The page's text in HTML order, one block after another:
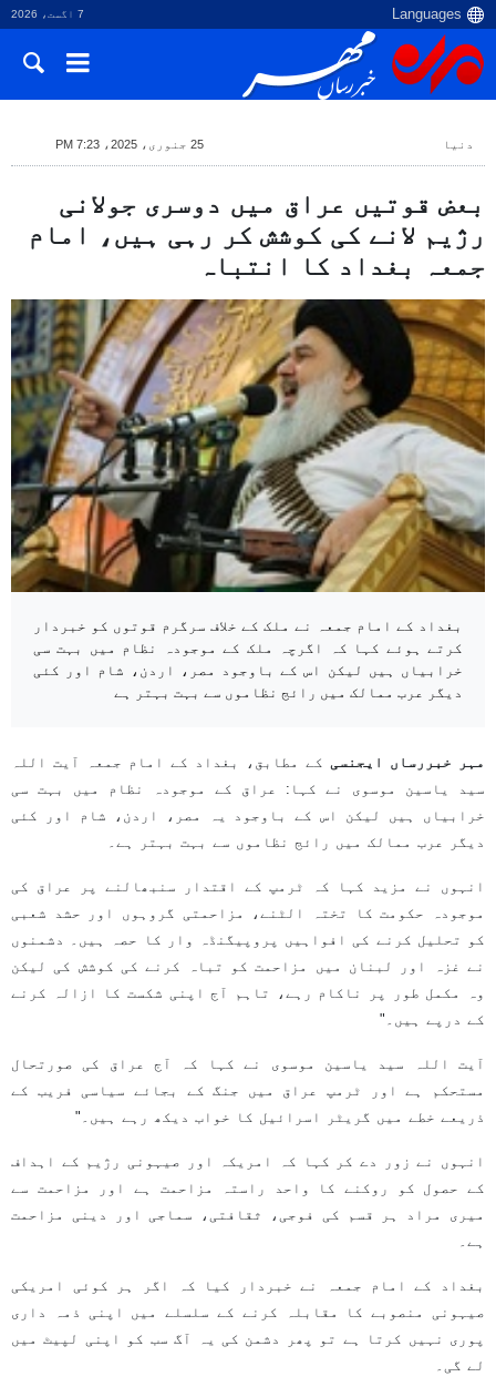
7 اگست، 2026
دنیا 25 جنوری، 2025، 7:23 PM
بعض قوتیں عراق میں دوسری جولانی
رژیم لانے کی کوشش کر رہی ہیں، امام
جمعہ بغداد کا انتباہ
بغداد کے امام جمعہ نے ملک کے خلاف سرگرم قوتوں کو خبردار
کرتے ہوئے کہا کہ اگرچہ ملک کے موجودہ نظام میں بہت سی
خرابیاں ہیں لیکن اس کے باوجود مصر، اردن، شام اور کئی
دیگر عرب ممالک میں رائج نظاموں سے بہت بہتر ہے
مہر خبررساں ایجنسی کے مطابق، بغداد کے امام جمعہ آیت اللہ
سید یاسین موسوی نے کہا: عراق کے موجودہ نظام میں بہت سی
خرابیاں ہیں لیکن اس کے باوجود یہ مصر، اردن، شام اور کئی
دیگر عرب ممالک میں رائج نظاموں سے بہت بہتر ہے۔
انہوں نے مزید کہا کہ ٹرمپ کے اقتدار سنبھالنے پر عراق کی
موجودہ حکومت کا تختہ الٹنے، مزاحمتی گروہوں اور حشد شعبی
کو تحلیل کرنے کی افواہیں پروپیگنڈہ وار کا حصہ ہیں۔ دشمنوں
نے غزہ اور لبنان میں مزاحمت کو تباہ کرنے کی کوشش کی لیکن
وہ مکمل طور پر ناکام رہے، تاہم آج اپنی شکست کا ازالہ کرنے
کے درپے ہیں۔"
آیت اللہ سید یاسین موسوی نے کہا کہ آج عراق کی صورتحال
مستحکم ہے اور ٹرمپ عراق میں جنگ کے بجائے سیاسی فریب کے
ذریعے خطے میں گریٹر اسرائیل کا خواب دیکھ رہے ہیں۔"
انہوں نے زور دے کر کہا کہ امریکہ اور صیہونی رژیم کے اہداف
کے حصول کو روکنے کا واحد راستہ مزاحمت ہے اور مزاحمت سے
میری مراد ہر قسم کی فوجی، ثقافتی، سماجی اور دینی مزاحمت
ہے۔
بغداد کے امام جمعہ نے خبردار کیا کہ اگر ہر کوئی امریکی
صیہونی منصوبے کا مقابلہ کرنے کے سلسلے میں اپنی ذمہ داری
پوری نہیں کرتا ہے تو پھر دشمن کی یہ آگ سب کو اپنی لپیٹ میں
لے گی۔